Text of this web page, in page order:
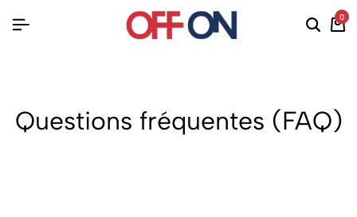
0
Questions fréquentes (FAQ)